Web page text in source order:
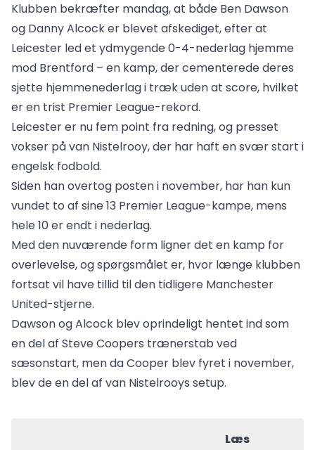
Klubben bekræfter mandag, at både Ben Dawson
og Danny Alcock er blevet afskediget, efter at
Leicester led et ydmygende 0-4-nederlag hjemme
mod Brentford – en kamp, der cementerede deres
sjette hjemmenederlag i træk uden at score, hvilket
er en trist Premier League-rekord.
Leicester er nu fem point fra redning, og presset
vokser på van Nistelrooy, der har haft en svær start i
engelsk fodbold.
Siden han overtog posten i november, har han kun
vundet to af sine 13 Premier League-kampe, mens
hele 10 er endt i nederlag.
Med den nuværende form ligner det en kamp for
overlevelse, og spørgsmålet er, hvor længe klubben
fortsat vil have tillid til den tidligere Manchester
United-stjerne.
Dawson og Alcock blev oprindeligt hentet ind som
en del af Steve Coopers trænerstab ved
sæsonstart, men da Cooper blev fyret i november,
blev de en del af van Nistelrooys setup.
Læs